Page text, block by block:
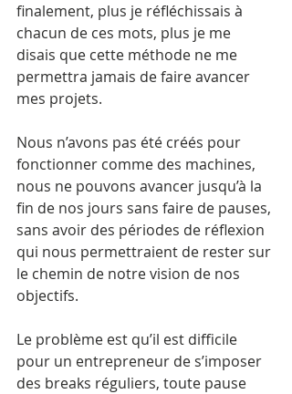
finalement, plus je réfléchissais à
chacun de ces mots, plus je me
disais que cette méthode ne me
permettra jamais de faire avancer
mes projets.
Nous n’avons pas été créés pour
fonctionner comme des machines,
nous ne pouvons avancer jusqu’à la
fin de nos jours sans faire de pauses,
sans avoir des périodes de réflexion
qui nous permettraient de rester sur
le chemin de notre vision de nos
objectifs.
Le problème est qu’il est difficile
pour un entrepreneur de s’imposer
des breaks réguliers, toute pause